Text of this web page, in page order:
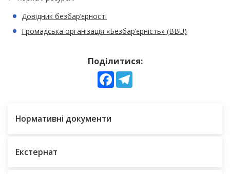
Довідник безбар’єрності
Громадська організація «Безбар’єрність» (BBU)
Поділитися:
Facebook
Нормативні документи
Екстернат